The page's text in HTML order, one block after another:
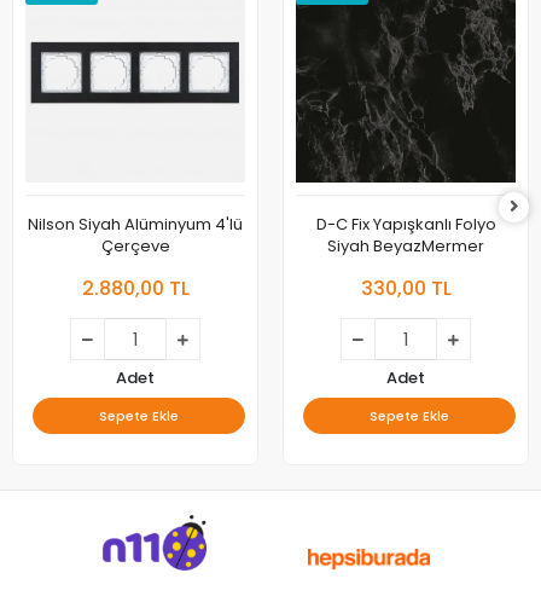
Nilson Siyah Alüminyum 4'lü
Çerçeve
2.880,00 TL
Adet
Sepete Ekle
D-C Fix Yapışkanlı Folyo
Siyah BeyazMermer
330,00 TL
Adet
Sepete Ekle